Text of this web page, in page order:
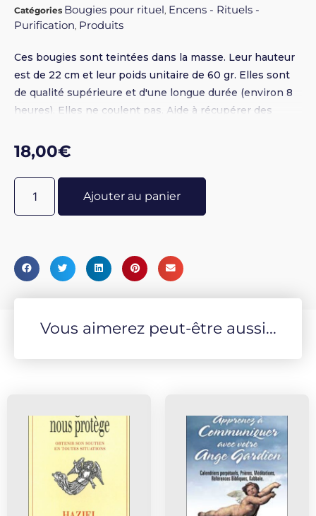
Catégories Bougies pour rituel, Encens - Rituels -
Purification, Produits
Ces bougies sont teintées dans la masse. Leur hauteur
est de 22 cm et leur poids unitaire de 60 gr. Elles sont
de qualité supérieure et d'une longue durée (environ 8
heures). Elles ne coulent pas. Aide à récupérer des
18,00€
Ajouter au panier
Vous aimerez peut-être aussi...